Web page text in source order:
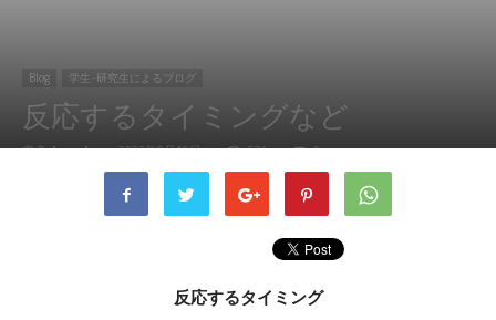
Blog 学生･研究生によるブログ
反応するタイミングなど
書者 kusaka - 2023年9月19日 576 0
反応するタイミング